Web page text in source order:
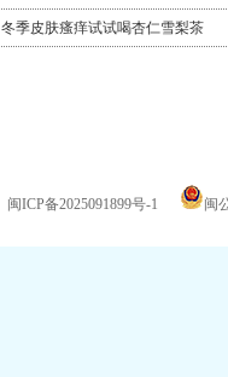
冬季皮肤瘙痒试试喝杏仁雪梨茶
闽ICP备2025091899号-1 闽